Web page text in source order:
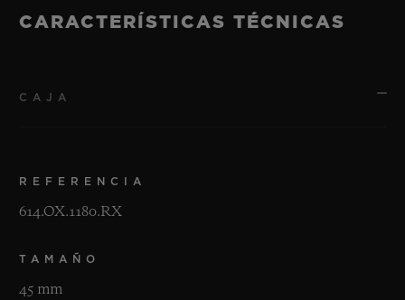
CARACTERÍSTICAS TÉCNICAS
CAJA
REFERENCIA
614.OX.1180.RX
TAMAÑO
45 mm